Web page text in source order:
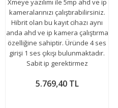
Xmeye yazılımı ile 5mp ahd ve ip
kameralarınızı çalıştırabilirsiniz.
Hibrit olan bu kayıt cihazı aynı
anda ahd ve ip kamera çalıştırma
özelliğine sahiptir. Üründe 4 ses
girişi 1 ses çıkışı bulunmaktadır.
Sabit ip gerektirmez
5.769,40 TL